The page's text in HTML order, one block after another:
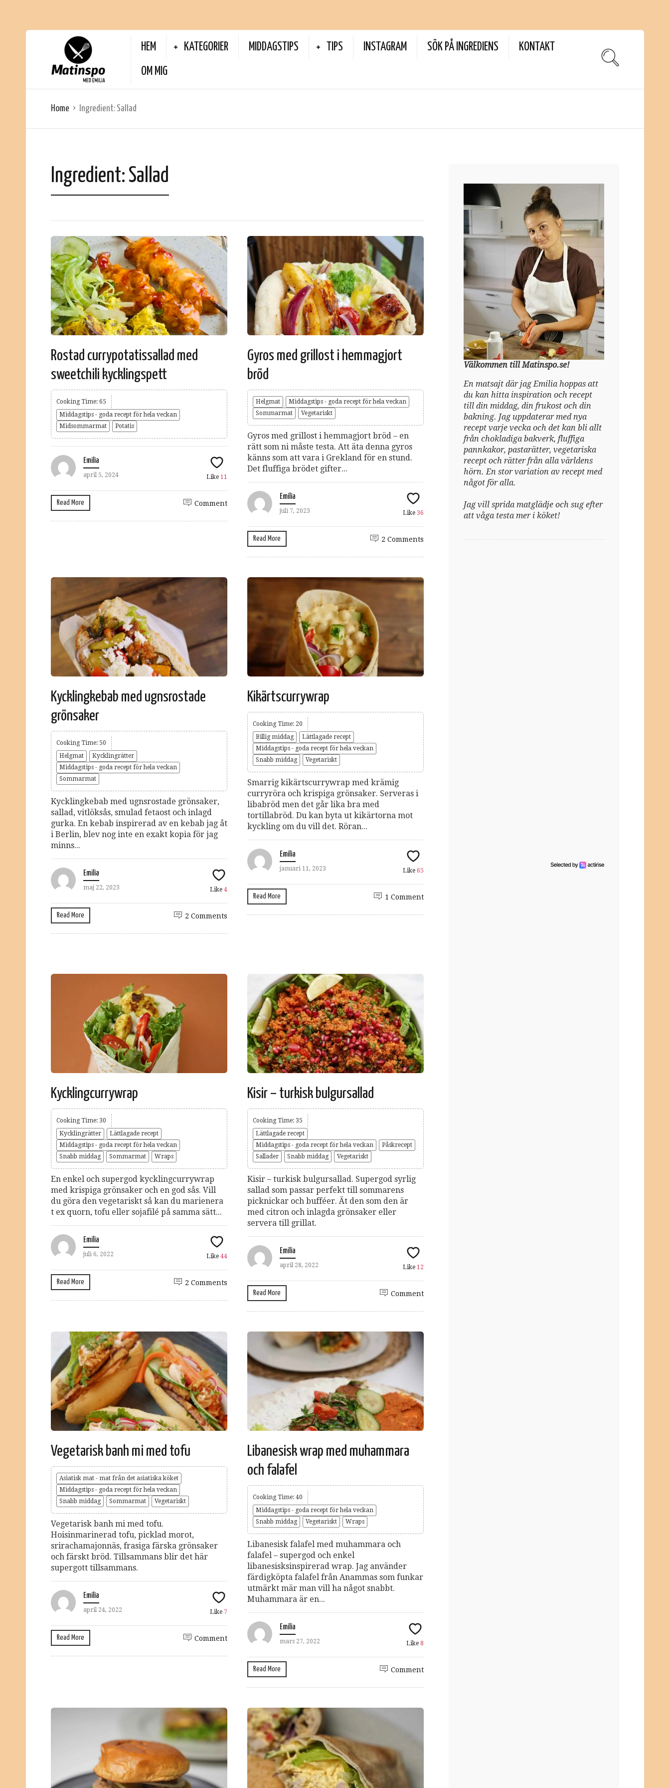
HEM KATEGORIER MIDDAGSTIPS TIPS INSTAGRAM SÖK PÅ INGREDIENS KONTAKT
OM MIG
Home Ingredient: Sallad
Ingredient: Sallad
Rostad currypotatissallad med
sweetchili kycklingspett
Cooking Time: 65
Middagstips - goda recept för hela veckan
Midsommarmat
Potatis
Emilia
april 5, 2024 Like 11
Read More Comment
Gyros med grillost i hemmagjort
bröd
Helgmat
Middagstips - goda recept för hela veckan
Sommarmat
Vegetariskt
Gyros med grillost i hemmagjort bröd – en
rätt som ni måste testa. Att äta denna gyros
känns som att vara i Grekland för en stund.
Det fluffiga brödet gifter...
Emilia
juli 7, 2023 Like 36
Read More 2 Comments
Kycklingkebab med ugnsrostade
grönsaker
Cooking Time: 50
Helgmat
Kycklingrätter
Middagstips - goda recept för hela veckan
Sommarmat
Kycklingkebab med ugnsrostade grönsaker,
sallad, vitlöksås, smulad fetaost och inlagd
gurka. En kebab inspirerad av en kebab jag åt
i Berlin, blev nog inte en exakt kopia för jag
minns...
Emilia
maj 22, 2023 Like 4
Read More 2 Comments
Kikärtscurrywrap
Cooking Time: 20
Billig middag
Lättlagade recept
Middagstips - goda recept för hela veckan
Snabb middag
Vegetariskt
Smarrig kikärtscurrywrap med krämig
curryröra och krispiga grönsaker. Serveras i
libabröd men det går lika bra med
tortillabröd. Du kan byta ut kikärtorna mot
kyckling om du vill det. Röran...
Emilia
januari 11, 2023 Like 65
Read More 1 Comment
Kycklingcurrywrap
Cooking Time: 30
Kycklingrätter
Lättlagade recept
Middagstips - goda recept för hela veckan
Snabb middag
Sommarmat Wraps
En enkel och supergod kycklingcurrywrap
med krispiga grönsaker och en god sås. Vill
du göra den vegetariskt så kan du marienera
t ex quorn, tofu eller sojafilé på samma sätt...
Emilia
juli 6, 2022 Like 44
Read More 2 Comments
Kisir – turkisk bulgursallad
Cooking Time: 35
Lättlagade recept
Middagstips - goda recept för hela veckan
Påskrecept
Sallader
Snabb middag Vegetariskt
Kisir – turkisk bulgursallad. Supergod syrlig
sallad som passar perfekt till sommarens
picknickar och bufféer. Ät den som den är
med citron och inlagda grönsaker eller
servera till grillat.
Emilia
april 28, 2022 Like 12
Read More Comment
Vegetarisk banh mi med tofu
Asiatisk mat - mat från det asiatiska köket
Middagstips - goda recept för hela veckan
Snabb middag
Sommarmat Vegetariskt
Vegetarisk banh mi med tofu.
Hoisinmarinerad tofu, picklad morot,
srirachamajonnäs, frasiga färska grönsaker
och färskt bröd. Tillsammans blir det här
supergott tillsammans.
Emilia
april 24, 2022 Like 7
Read More Comment
Libanesisk wrap med muhammara
och falafel
Cooking Time: 40
Middagstips - goda recept för hela veckan
Snabb middag
Vegetariskt Wraps
Libanesisk falafel med muhammara och
falafel – supergod och enkel
libanesisksinspirerad wrap. Jag använder
färdigköpta falafel från Anammas som funkar
utmärkt mär man vill ha något snabbt.
Muhammara är en...
Emilia
mars 27, 2022 Like 8
Read More Comment
Välkommen till Matinspo.se!
En matsajt där jag Emilia hoppas att
du kan hitta inspiration och recept
till din middag, din frukost och din
bakning. Jag uppdaterar med nya
recept varje vecka och det kan bli allt
från chokladiga bakverk, fluffiga
pannkakor, pastarätter, vegetariska
recept och rätter från alla världens
hörn. En stor variation av recept med
något för alla.
Jag vill sprida matglädje och sug efter
att våga testa mer i köket!